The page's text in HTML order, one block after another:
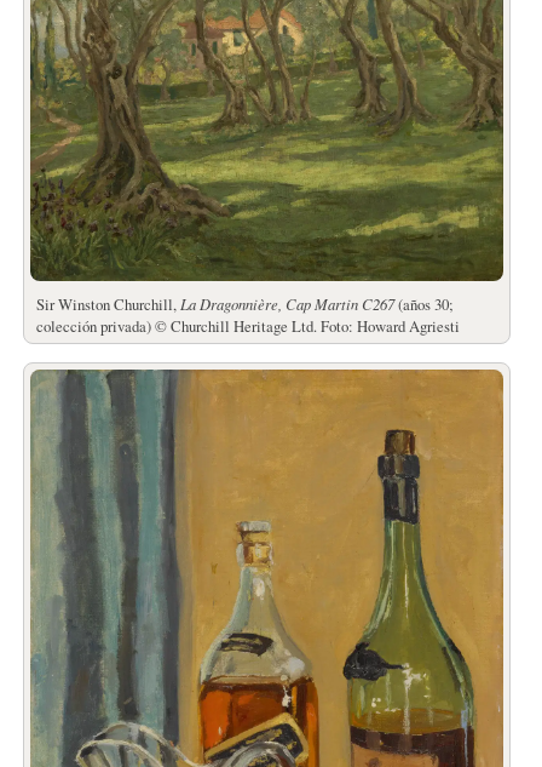
Sir Winston Churchill,La Dragonnière, Cap Martin C267(años 30;
colección privada) © Churchill Heritage Ltd. Foto: Howard Agriesti